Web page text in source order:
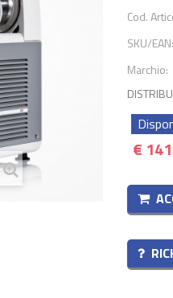
Cod.
SKU/EAN:
Marchio:
€